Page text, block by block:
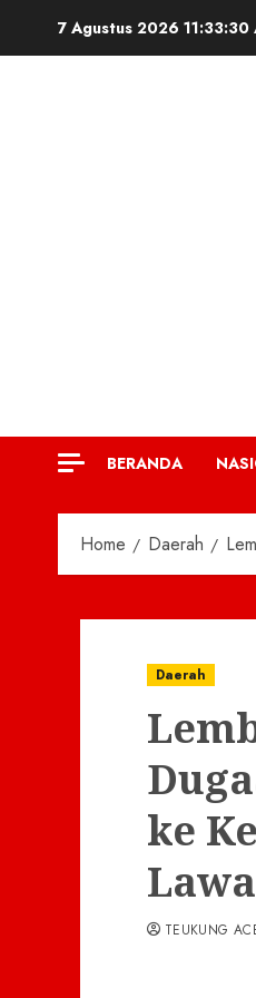
7 Agustus 2026 11:33:31
BERANDA
Home Daerah
Daerah
ke
TEUKUNG